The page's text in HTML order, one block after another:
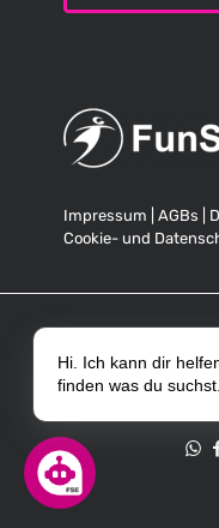
Impressum AGBs
Cookie- und
© Copyright 2025
Hi. Ich kann dir
finden was du suchst.